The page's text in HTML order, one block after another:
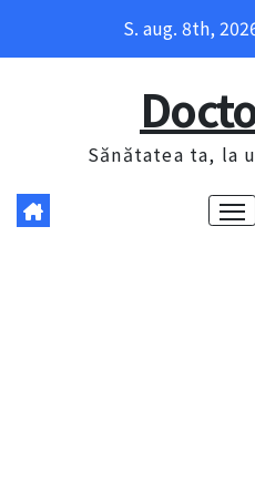
S. aug. 8th,
Sănătatea ta, la